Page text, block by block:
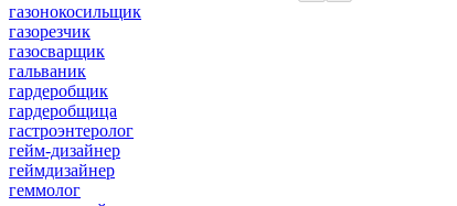
газонокосильщик
газорезчик
газосварщик
гальваник
гардеробщик
гардеробщица
гастроэнтеролог
гейм-дизайнер
геймдизайнер
геммолог